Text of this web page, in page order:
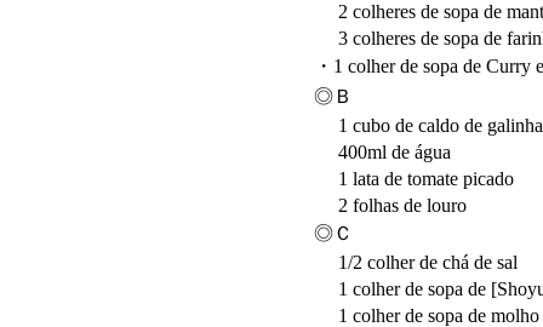
2 colheres de sopa de
3 colheres de sopa de
・1 colher de sopa de Curry
◎Ｂ
1 cubo de caldo de galinha
400ml de água
1 lata de tomate picado
2 folhas de louro
◎Ｃ
1/2 colher de chá de sal
1 colher de sopa de
1 colher de sopa de molho